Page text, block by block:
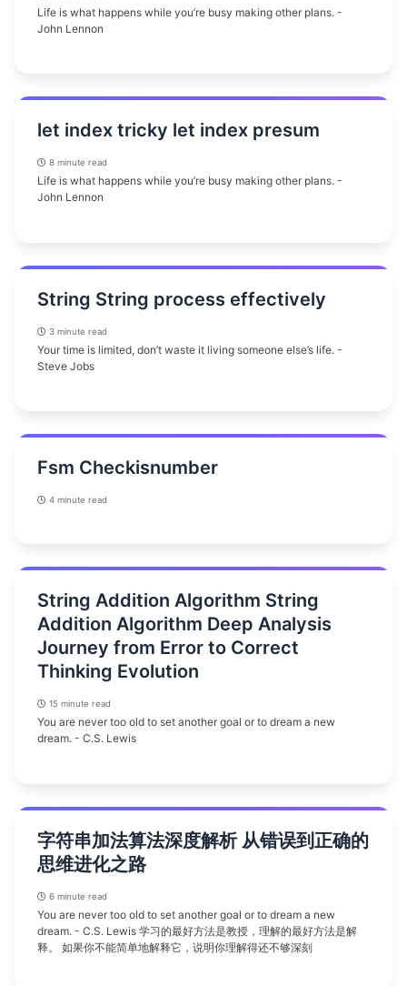
Life is what happens while you’re busy making other plans. -
John Lennon
let index tricky let index presum
8 minute read
Life is what happens while you’re busy making other plans. -
John Lennon
String String process effectively
3 minute read
Your time is limited, don’t waste it living someone else’s life. -
Steve Jobs
Fsm Checkisnumber
4 minute read
String Addition Algorithm String
Addition Algorithm Deep Analysis
Journey from Error to Correct
Thinking Evolution
15 minute read
You are never too old to set another goal or to dream a new
dream. - C.S. Lewis
字符串加法算法深度解析 从错误到正确的
思维进化之路
6 minute read
You are never too old to set another goal or to dream a new
dream. - C.S. Lewis 学习的最好方法是教授，理解的最好方法是解
释。 如果你不能简单地解释它，说明你理解得还不够深刻